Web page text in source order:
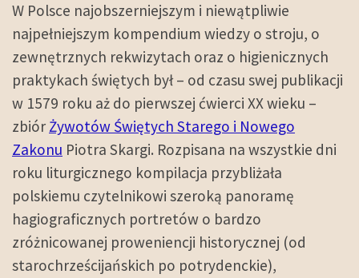
W Polsce najobszerniejszym i niewątpliwie
najpełniejszym kompendium wiedzy o stroju, o
zewnętrznych rekwizytach oraz o higienicznych
praktykach świętych był – od czasu swej publikacji
w 1579 roku aż do pierwszej ćwierci XX wieku –
zbiórŻywotów Świętych Starego i Nowego
Zakonu Piotra Skargi. Rozpisana na wszystkie dni
roku liturgicznego kompilacja przybliżała
polskiemu czytelnikowi szeroką panoramę
hagiograficznych portretów o bardzo
zróżnicowanej proweniencji historycznej (od
starochrześcijańskich po potrydenckie),